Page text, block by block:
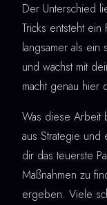
Der Unterschied
Tricks entsteht ein
langsamer als
und wächst mit
macht genau hier
Was diese Arbeit
aus Strategie und
dir das teuerste
Maßnahmen zu
ergeben. Viele